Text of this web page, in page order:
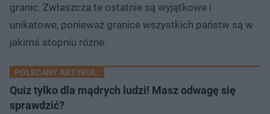
granic. Zwłaszcza te ostatnie są wyjątkowe i
unikatowe, ponieważ granice wszystkich państw są w
jakimś stopniu różne.
POLECANY ARTYKUŁ:
Quiz tylko dla mądrych ludzi! Masz odwagę się
sprawdzić?